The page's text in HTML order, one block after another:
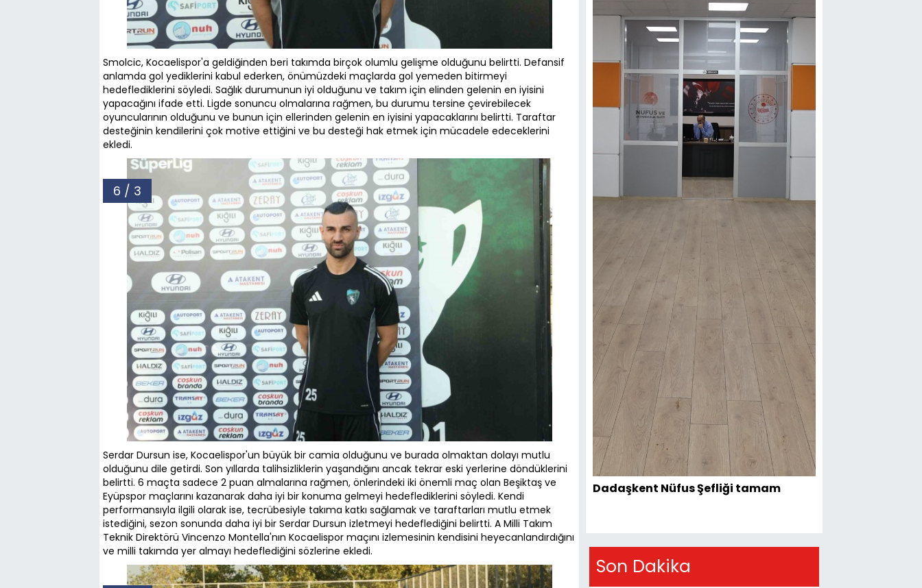
Smolcic, Kocaelispor'a geldiğinden beri takımda birçok olumlu gelişme olduğunu belirtti. Defansif
anlamda gol yediklerini kabul ederken, önümüzdeki maçlarda gol yemeden bitirmeyi
hedeflediklerini söyledi. Sağlık durumunun iyi olduğunu ve takım için elinden gelenin en iyisini
yapacağını ifade etti. Ligde sonuncu olmalarına rağmen, bu durumu tersine çevirebilecek
oyuncularının olduğunu ve bunun için ellerinden gelenin en iyisini yapacaklarını belirtti. Taraftar
desteğinin kendilerini çok motive ettiğini ve bu desteği hak etmek için mücadele edeceklerini
ekledi.
6 / 3
Serdar Dursun ise, Kocaelispor'un büyük bir camia olduğunu ve burada olmaktan dolayı mutlu
olduğunu dile getirdi. Son yıllarda talihsizliklerin yaşandığını ancak tekrar eski yerlerine döndüklerini
belirtti. 6 maçta sadece 2 puan almalarına rağmen, önlerindeki iki önemli maç olan Beşiktaş ve
Eyüpspor maçlarını kazanarak daha iyi bir konuma gelmeyi hedeflediklerini söyledi. Kendi
performansıyla ilgili olarak ise, tecrübesiyle takıma katkı sağlamak ve taraftarları mutlu etmek
istediğini, sezon sonunda daha iyi bir Serdar Dursun izletmeyi hedeflediğini belirtti. A Milli Takım
Teknik Direktörü Vincenzo Montella'nın Kocaelispor maçını izlemesinin kendisini heyecanlandırdığını
ve milli takımda yer almayı hedeflediğini sözlerine ekledi.
Dadaşkent Nüfus Şefliği tamam
Son Dakika